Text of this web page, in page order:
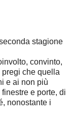
stagione
convinto,
pregi che quella
e ai non più
e porte, di
nonostante i